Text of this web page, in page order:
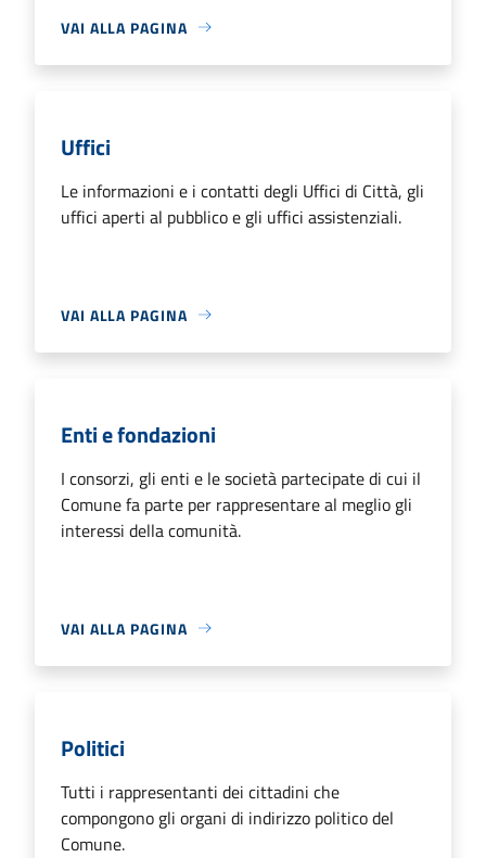
VAI ALLA PAGINA
Uffici
Le informazioni e i contatti degli Uffici di Città, gli
uffici aperti al pubblico e gli uffici assistenziali.
VAI ALLA PAGINA
Enti e fondazioni
I consorzi, gli enti e le società partecipate di cui il
Comune fa parte per rappresentare al meglio gli
interessi della comunità.
VAI ALLA PAGINA
Politici
Tutti i rappresentanti dei cittadini che
compongono gli organi di indirizzo politico del
Comune.